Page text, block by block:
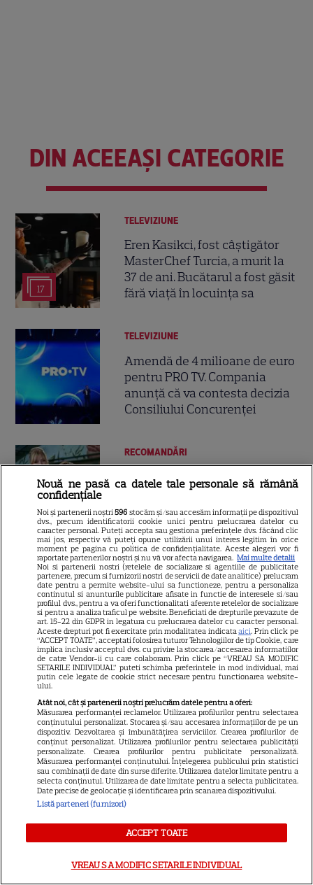
DIN ACEEAȘI CATEGORIE
17
TELEVIZIUNE
Eren Kasikci, fost câștigător
MasterChef Turcia, a murit la
37 de ani. Bucătarul a fost găsit
fără viață în locuința sa
TELEVIZIUNE
Amendă de 4 milioane de euro
pentru PRO TV. Compania
anunță că va contesta decizia
Consiliului Concurenței
5
RECOMANDĂRI
„Vara iubirii” continuă la DIVA!
Filme romantice în premieră și
povești de dragoste de văzut în
august
3
TELEVIZIUNE
Eva Pavel a început filmările
pentru noul sezon „Apel la
consilier”. Ce pregătește la
Kanal D
Gazonul de pe Ghencea se află
într-o stare deplorabilă și la
primul meci al sezonului
pentru Steaua
Soția fotbalistului de
ultima postare » Fanii au
Nouă ne pasă ca datele tale personale să rămână
confidențiale
Noi și partenerii noștri596 stocăm și/sau accesăm informații pe dispozitivul
dvs., precum identificatorii cookie unici pentru prelucrarea datelor cu
caracter personal. Puteți accepta sau gestiona preferințele dvs. făcând clic
mai jos, respectiv vă puteți opune utilizării unui interes legitim în orice
moment pe pagina cu politica de confidențialitate. Aceste alegeri vor fi
raportate partenerilor noștri și nu vă vor afecta navigarea. Mai multe detalii
Noi si partenerii nostri (retelele de socializare si agentiile de publicitate
partenere, precum si furnizorii nostri de servicii de date analitice) prelucram
date pentru a permite website-ului sa functioneze, pentru a personaliza
continutul si anunturile publicitare afisate in functie de interesele si/sau
profilul dvs., pentru a va oferi functionalitati aferente retelelor de socializare
si pentru a analiza traficul pe website. Beneficiati de drepturile prevazute de
art. 15-22 din GDPR in legatura cu prelucrarea datelor cu caracter personal.
Aceste drepturi pot fi exercitate prin modalitatea indicataaici. Prin click pe
“ACCEPT TOATE”, acceptati folosirea tuturor Tehnologiilor de tip Cookie, care
implica inclusiv acceptul dvs. cu privire la stocarea/accesarea informatiilor
de catre Vendor-ii cu care colaboram. Prin click pe “VREAU SA MODIFIC
SETARILE INDIVIDUAL” puteti schimba preferintele in mod individual, mai
putin cele legate de cookie strict necesare pentru functionarea website-
ului.
Atât noi, cât și partenerii noștri prelucrăm datele pentru a oferi:
Măsurarea performanței reclamelor. Utilizarea profilurilor pentru selectarea
conținutului personalizat. Stocarea și/sau accesarea informațiilor de pe un
dispozitiv. Dezvoltarea și îmbunătățirea serviciilor. Crearea profilurilor de
conținut personalizat. Utilizarea profilurilor pentru selectarea publicității
personalizate. Crearea profilurilor pentru publicitate personalizată.
Măsurarea performanței conținutului. Înțelegerea publicului prin statistici
sau combinații de date din surse diferite. Utilizarea datelor limitate pentru a
selecta conținutul. Utilizarea de date limitate pentru a selecta publicitatea.
Date precise de geolocație și identificarea prin scanarea dispozitivului.
Listă parteneri (furnizori)
ACCEPT TOATE
VREAU SA MODIFIC SETARILE INDIVIDUAL